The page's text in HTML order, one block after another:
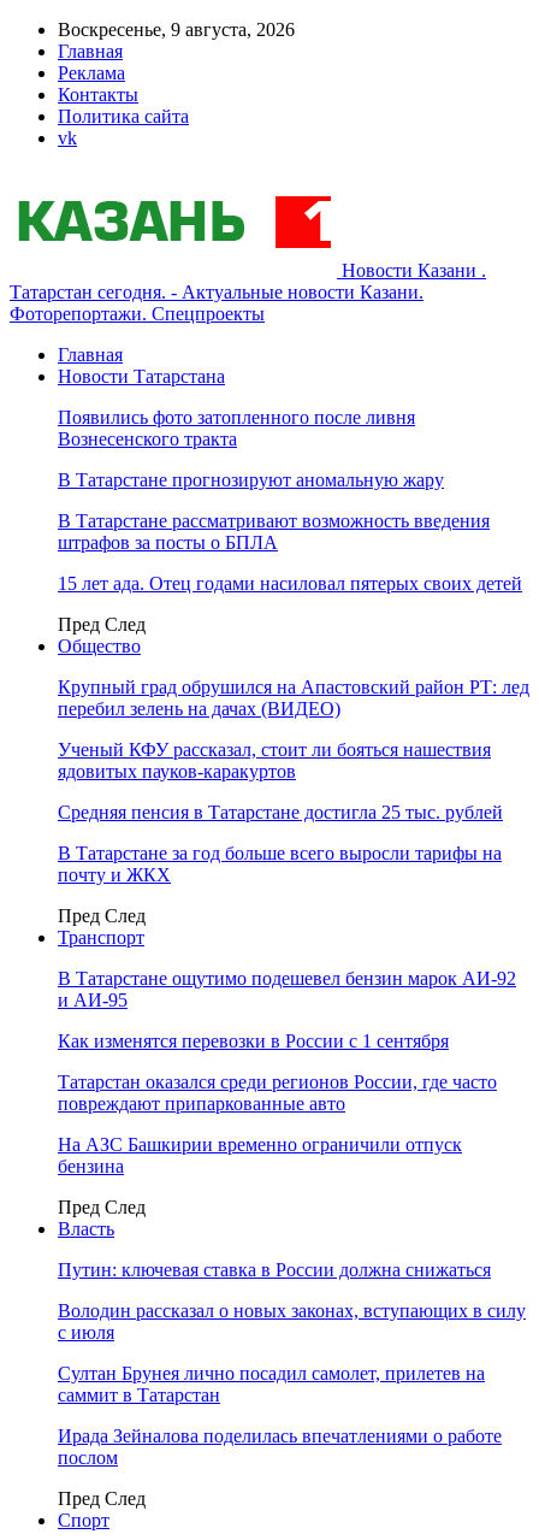
Воскресенье, 9 августа, 2026
Главная
Реклама
Контакты
Политика сайта
vk
Новости Казани .
Татарстан сегодня. - Актуальные новости Казани.
Фоторепортажи. Спецпроекты
Главная
Новости Татарстана
Появились фото затопленного после ливня
Вознесенского тракта
В Татарстане прогнозируют аномальную жару
В Татарстане рассматривают возможность введения
штрафов за посты о БПЛА
15 лет ада. Отец годами насиловал пятерых своих детей
Пред След
Общество
Крупный град обрушился на Апастовский район РТ: лед
перебил зелень на дачах (ВИДЕО)
Ученый КФУ рассказал, стоит ли бояться нашествия
ядовитых пауков-каракуртов
Средняя пенсия в Татарстане достигла 25 тыс. рублей
В Татарстане за год больше всего выросли тарифы на
почту и ЖКХ
Пред След
Транспорт
В Татарстане ощутимо подешевел бензин марок АИ-92
и АИ-95
Как изменятся перевозки в России с 1 сентября
Татарстан оказался среди регионов России, где часто
повреждают припаркованные авто
На АЗС Башкирии временно ограничили отпуск
бензина
Пред След
Власть
Путин: ключевая ставка в России должна снижаться
Володин рассказал о новых законах, вступающих в силу
с июля
Султан Брунея лично посадил самолет, прилетев на
саммит в Татарстан
Ирада Зейналова поделилась впечатлениями о работе
послом
Пред След
Спорт